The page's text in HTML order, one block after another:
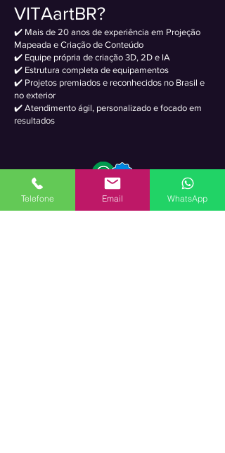
VITAartBR?
✔️ Mais de 20 anos de experiência em Projeção
Mapeada e Criação de Conteúdo
✔️ Equipe própria de criação 3D, 2D e IA
✔️ Estrutura completa de equipamentos
✔️ Projetos premiados e reconhecidos no Brasil e
no exterior
✔️ Atendimento ágil, personalizado e focado em
resultados
Telefone Email WhatsApp